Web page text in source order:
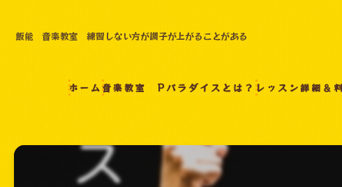
飯能 音楽教室 練習しない方が調子が上がることがある
ホーム音楽教室 Pパラダイスとは？ レッスン詳細＆